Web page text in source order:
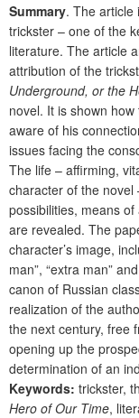
Summary. The article
trickster – one of the
literature. The article
attribution of the
Underground, or the
novel. It is shown
aware of his
issues facing the
The life – affirming,
character of the
possibilities, means
are revealed. The
character’s image,
man”, “extra man”
canon of Russian
realization of the
the next century, free
opening up the
determination of an
Keywords: trickster,
Hero of Our Time,